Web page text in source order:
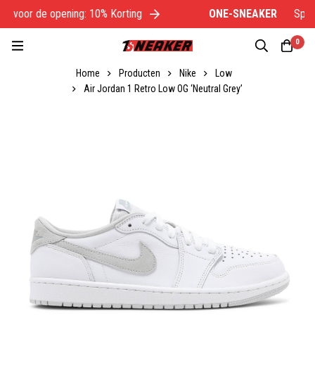
voor de opening: 10% Korting ONE-SNEAKER
0
Home Producten Nike
Low
Air Jordan 1 Retro Low OG ‘Neutral Grey’